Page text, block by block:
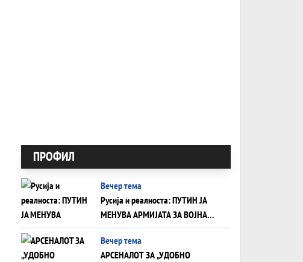
ПРОФИЛ
Вечер тема
Русија и реалноста: ПУТИН ЈА
МЕНУВА АРМИЈАТА ЗА ВОЈНА
ШТО ОСТАНУВА БЕЗ ФРОНТ
Вечер тема
АРСЕНАЛОТ ЗА „УДОБНО